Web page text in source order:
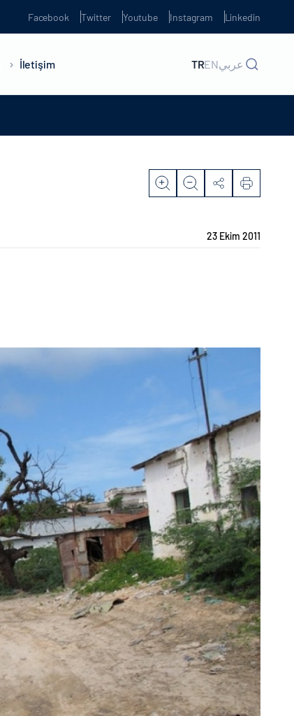
Facebook Twitter Youtube Instagram Linkedin
İletişim TRENعربي
23 Ekim 2011